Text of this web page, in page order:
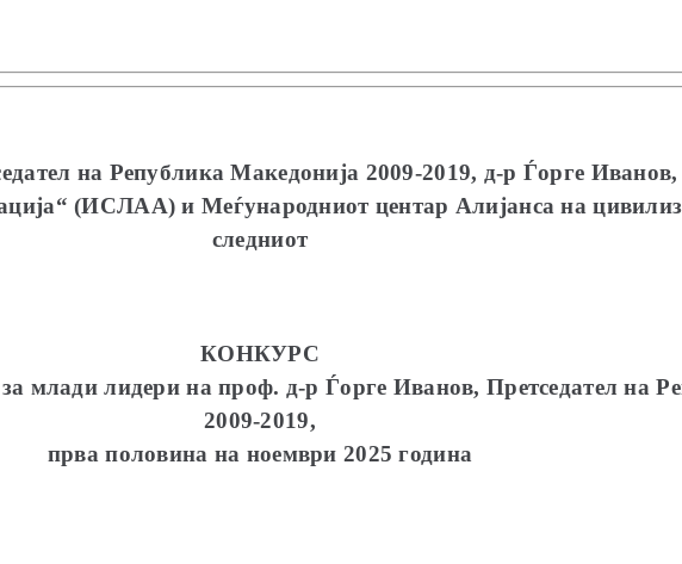
на Република Македонија 2009-2019, д-р Ѓорге
(ИСЛАА) и Меѓународниот центар Алијанса на
следниот
КОНКУРС
за млади лидери напроф. д-р Ѓорге Иванов, Претседател на
2009-2019,
прва половина на ноември 2025 година